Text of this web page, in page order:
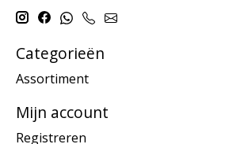
Categorieën
Assortiment
Mijn account
Registreren